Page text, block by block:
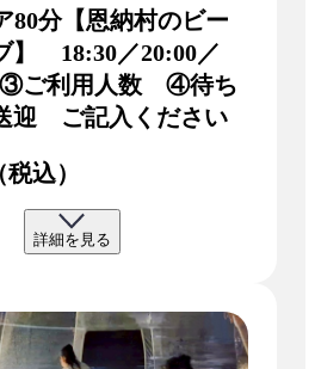
80分【恩納村のビー
】 18:30／20:00／
ご利用人数 ④待ち
迎 ご記入ください
込）
詳細を見る